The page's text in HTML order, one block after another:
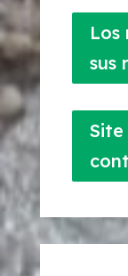
Los
sus
Site